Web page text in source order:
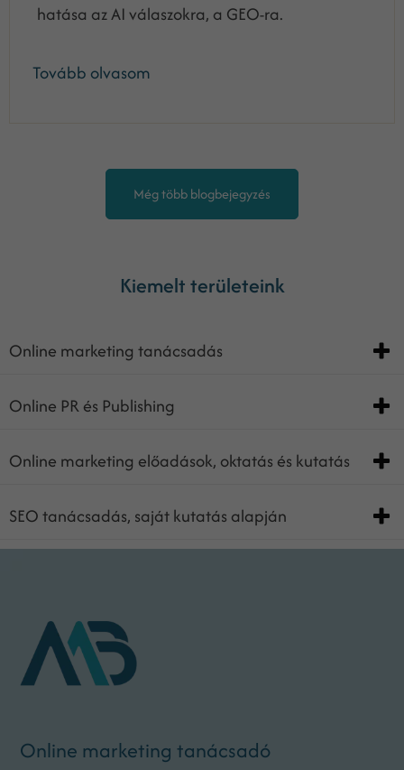
hatása az AI válaszokra, a GEO-ra.
Tovább olvasom
Még több blogbejegyzés
Kiemelt területeink
Online marketing tanácsadás
Online PR és Publishing
Online marketing előadások, oktatás és kutatás
SEO tanácsadás, saját kutatás alapján
Online marketing tanácsadó